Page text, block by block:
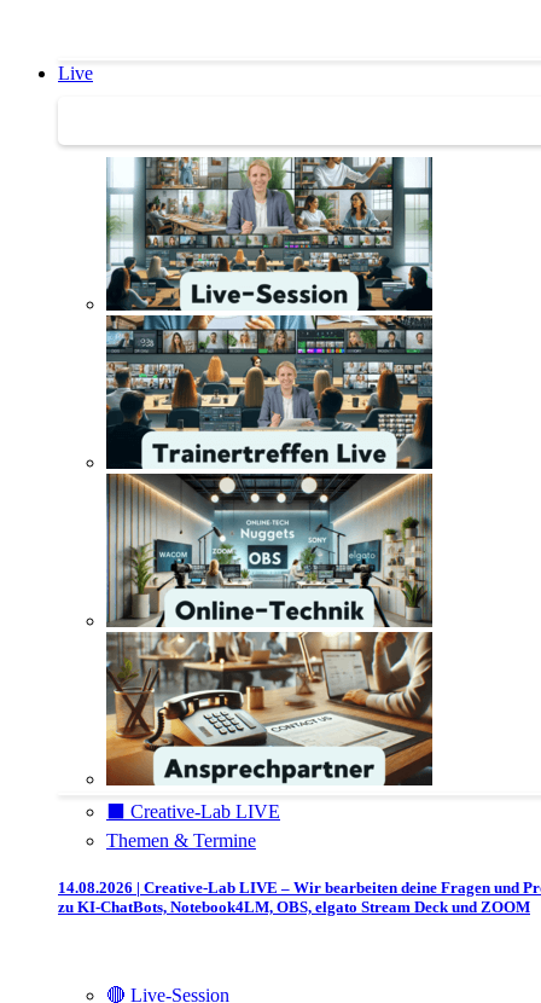
Live
⬛️ Creative-Lab LIVE
Themen & Termine
14.08.2026 | Creative-Lab LIVE – Wir bearbeiten deine Fragen und
zu KI-ChatBots, Notebook4LM, OBS, elgato Stream Deck und ZOOM
🔴 Live-Session